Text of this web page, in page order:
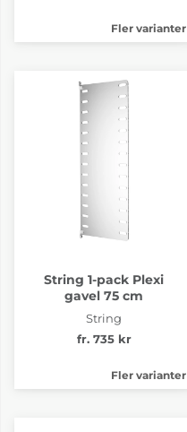
Fler varianter
String 1-pack Plexi
gavel 75 cm
String
fr. 735 kr
Fler varianter